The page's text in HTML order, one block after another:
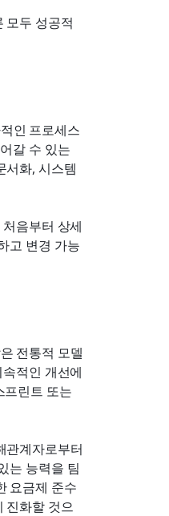
모두 성공적
인 프로세스
갈 수 있는
서화, 시스템
음부터 상세
고 변경 가능
전통적 모델
적인 개선에
프린트 또는
관계자로부터
는 능력을 팀
요금제 준수
진화할 것으